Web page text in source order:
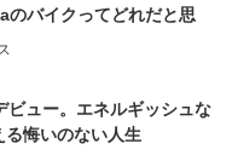
のバイクってどれだと思
ビュー。エネルギッシュな
悔いのない人生